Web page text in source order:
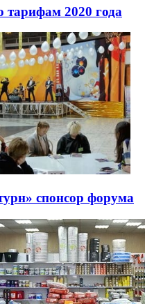
тарифам 2020 года
спонсор форума